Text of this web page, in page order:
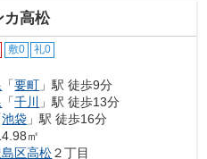
カ高松
敷0 礼0
「要町 」駅 徒歩9分
「千川
」駅 徒歩13分
池袋 」駅 徒歩16分
㎡
島区高松２丁目